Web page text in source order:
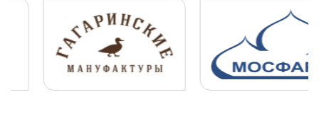
ПОДРОБНЕЕ